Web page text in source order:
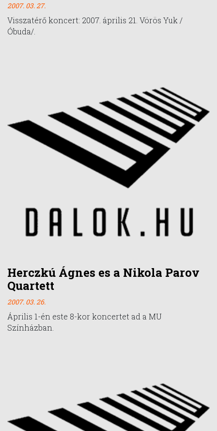
2007. 03. 27.
Visszatérő koncert: 2007. április 21. Vörös Yuk /
Óbuda/.
Herczkú Ágnes es a Nikola Parov
Quartett
2007. 03. 26.
Április 1-én este 8-kor koncertet ad a MU
Színházban.